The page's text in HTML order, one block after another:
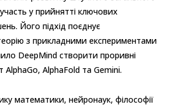
у прийнятті ключових
Його підхід поєднує
з прикладними експериментами
DeepMind створити проривні
AlphaFold та Gemini.
математики, нейронаук, філософії